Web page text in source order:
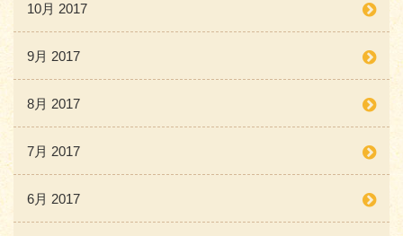
10月 2017
9月 2017
8月 2017
7月 2017
6月 2017